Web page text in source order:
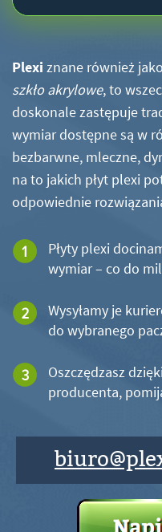
Plexi znane również jako
szkło akrylowe, to
doskonale zastępuje
wymiar dostępne są w
bezbarwne, mleczne,
na to jakich płyt plexi
odpowiednie
Płyty plexi
wymiar – co do
Wysyłamy je
do wybranego
Oszczędzasz
producenta,